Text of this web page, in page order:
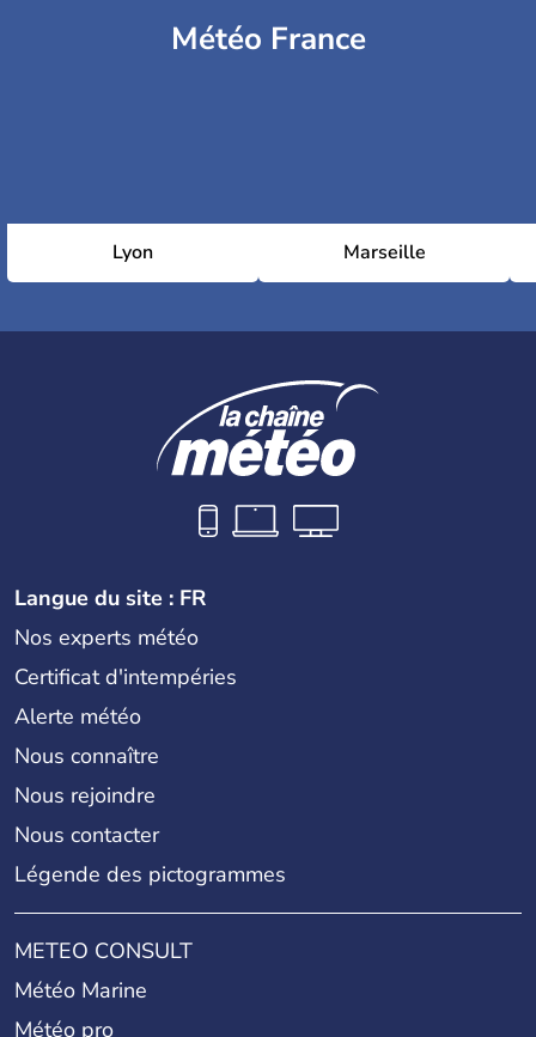
Météo France
Lyon Marseille
Langue du site : FR
Nos experts météo
Certificat d'intempéries
Alerte météo
Nous connaître
Nous rejoindre
Nous contacter
Légende des pictogrammes
METEO CONSULT
Météo Marine
Météo pro